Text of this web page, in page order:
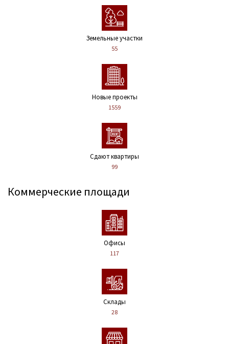
Земельные участки
55
Новые проекты
1559
Сдают квартиры
99
Коммерческие площади
Офисы
117
Склады
28